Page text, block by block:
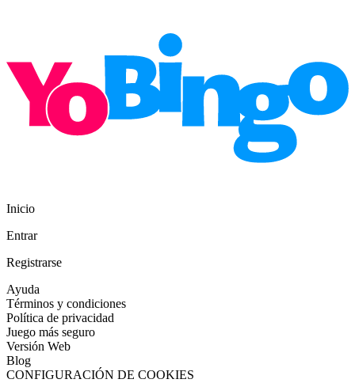
Inicio
Entrar
Registrarse
Ayuda
Términos y condiciones
Política de privacidad
Juego más seguro
Versión Web
Blog
CONFIGURACIÓN DE COOKIES